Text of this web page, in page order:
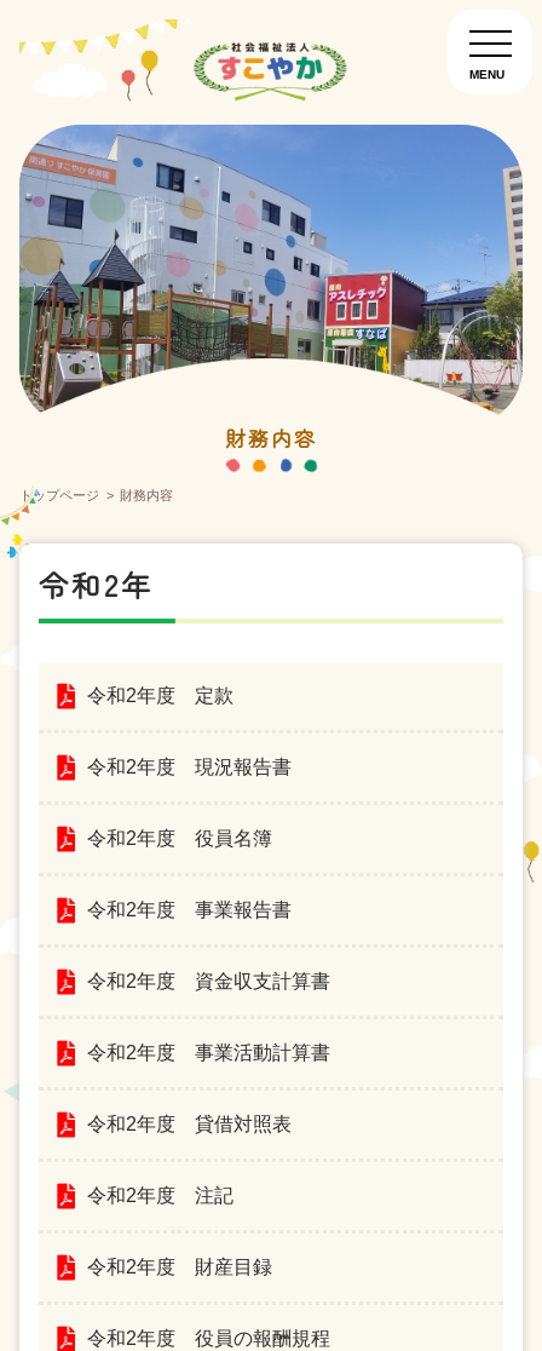
MENU
園について
お知らせ
入園について
南通りすこやか保育園
こどものいえ保育園
お問い合わせ 財務内容
財務内容
トップページ 財務内容
令和2年
令和2年度 定款
令和2年度 現況報告書
令和2年度 役員名簿
令和2年度 事業報告書
令和2年度 資金収支計算書
令和2年度 事業活動計算書
令和2年度 貸借対照表
令和2年度 注記
令和2年度 財産目録
令和2年度 役員の報酬規程